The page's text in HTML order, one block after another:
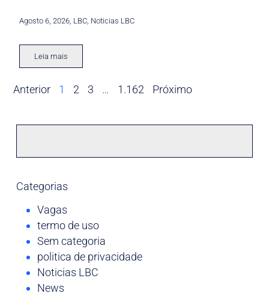
Agosto 6, 2026 LBC Noticias LBC
Leia mais
Anterior 1 2 3 … 1.162 Próximo
Categorias
Vagas
termo de uso
Sem categoria
politica de privacidade
Noticias LBC
News